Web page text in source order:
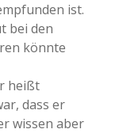
ist.
bei den
könnte
heißt
dass er
wissen aber